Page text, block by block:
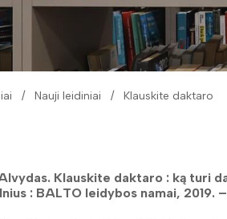
Nauji leidiniai Klauskite daktaro
Klauskite daktaro : ką turi
: BALTO leidybos namai, 2019. –